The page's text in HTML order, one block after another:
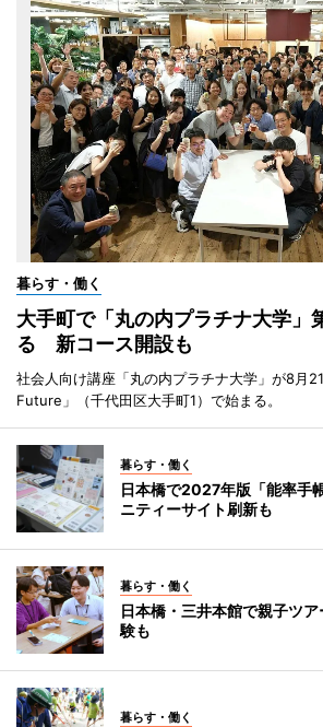
暮らす・働く
大手町で「丸の内プラチナ大学」
る 新コース開設も
社会人向け講座「丸の内プラチナ大学」が8月
Future」（千代田区大手町1）で始まる。
暮らす・働く
日本橋で2027年版「能率手
ニティーサイト刷新も
暮らす・働く
日本橋・三井本館で親子ツ
験も
暮らす・働く